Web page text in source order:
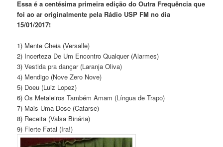
Essa é a centésima primeira edição do Outra Frequência que
foi ao ar originalmente pela Rádio USP FM no dia
15/01/2017!
1) Mente Cheia (Versalle)
2) Incerteza De Um Encontro Qualquer (Alarmes)
3) Vestida pra dançar (Laranja Oliva)
4) Mendigo (Nove Zero Nove)
5) Doeu (Luiz Lopez)
6) Os Metaleiros Também Amam (Língua de Trapo)
7) Mais Uma Dose (Catarse)
8) Receita (Valsa Binária)
9) Flerte Fatal (Ira!)